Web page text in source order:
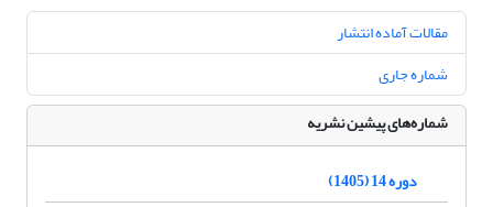
مقالات آماده انتشار
شماره جاری
شماره‌های پیشین نشریه
دوره 14 (1405)